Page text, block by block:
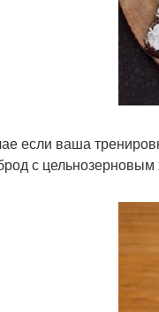
если ваша
с